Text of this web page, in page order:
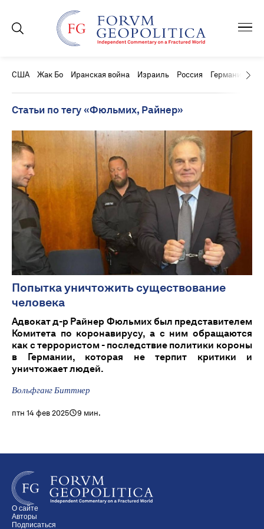
США Жак Бо Иранская война Израиль Россия Германия
Статьи по тегу «Фюльмих, Райнер»
Попытка уничтожить существование
человека
Адвокат д-р Райнер Фюльмих был представителем
Комитета по коронавирусу, а с ним обращаются
как с террористом - последствие политики короны
в Германии, которая не терпит критики и
уничтожает людей.
Вольфганг Биттнер
птн 14 фев 2025 9 мин.
О сайте
Авторы
Подписаться